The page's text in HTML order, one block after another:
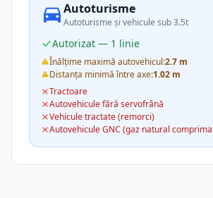
Autoturisme
Autoturisme și vehicule sub 3.5t
Autorizat — 1 linie
Înălțime maximă autovehicul:2.7 m
Distanța minimă între axe:1.02 m
Tractoare
Autovehicule fără servofrână
Vehicule tractate (remorci)
Autovehicule GNC (gaz natural